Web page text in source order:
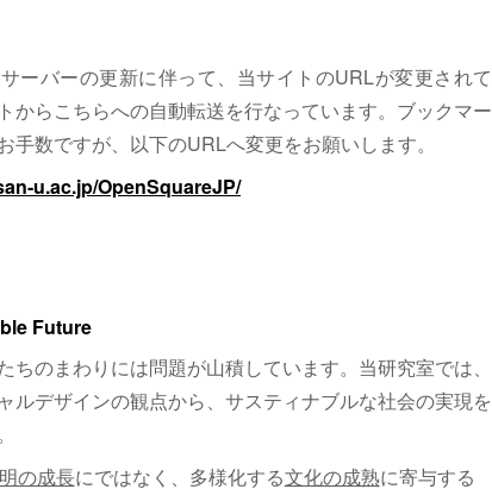
ーバーの更新に伴って、当サイトのURLが変更されて
からこちらへの自動転送を行なっています。ブックマー
手数ですが、以下のURLへ変更をお願いします。
u.ac.jp/OpenSquareJP/
Future
ちのまわりには問題が山積しています。当研究室では、
ルデザインの観点から、サスティナブルな社会の実現を
の成長にではなく、多様化する文化の成熟に寄与する